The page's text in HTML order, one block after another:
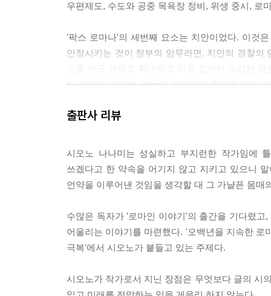
우편제도, 수도와 공중 목욕장 정비, 위생 중시, 로
'팍스 로마나'의 세번째 요소는 치안이었다. 이것
안정시키는 것이 정부의 임무라면, 치안의 경찰
다. 치안은 외적을 막는 것 못지않게 중요한 인프
--- pp.114-115
없이, 자유롭고 안전하게 원하는 곳으로 여행할
로마의 패권 아래서 함께 사는 사람이라는 것만으
록했다. 그리고 그후에도 하천에는 다리를 놓고,
했다. 게다가 제국 전역의 안정을 위한 방위체제
여 당신들 로마인은 로마 시민이 아닌 자들에게도
--- p.215
출판사 리뷰
시오노 나나미는 성실하고 부지런한 작가임에
쓰겠다고 한 약속을 어기지 않고 지키고 있으니
언약을 이루어낸 것임을 생각할 대 그 가냘픈 몸
수많은 독자가 '로마인 이야기'의 출간을 기다렸
어울리는 이야기를 마련했다. '오백년을 지속한
극복'에서 시오노가 붙들고 있는 주제다.
시오노가 작가로서 지닌 장점은 무엇보다 글의 시